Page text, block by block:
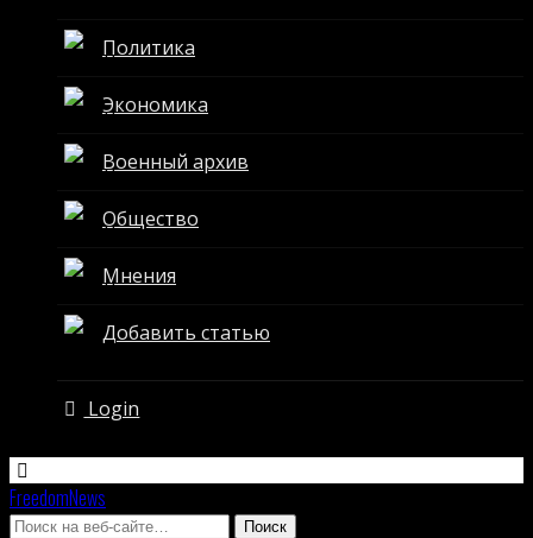
Политика
Экономика
Военный архив
Общество
Мнения
Добавить статью
Login
FreedomNews